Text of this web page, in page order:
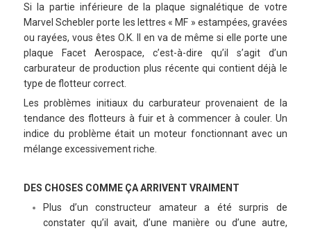
Si la partie inférieure de la plaque signalétique de votre
Marvel Schebler porte les lettres « MF » estampées, gravées
ou rayées, vous êtes O.K. Il en va de même si elle porte une
plaque Facet Aerospace, c’est-à-dire qu’il s’agit d’un
carburateur de production plus récente qui contient déjà le
type de flotteur correct.
Les problèmes initiaux du carburateur provenaient de la
tendance des flotteurs à fuir et à commencer à couler. Un
indice du problème était un moteur fonctionnant avec un
mélange excessivement riche.
DES CHOSES COMME ÇA ARRIVENT VRAIMENT
Plus d’un constructeur amateur a été surpris de
constater qu’il avait, d’une manière ou d’une autre,